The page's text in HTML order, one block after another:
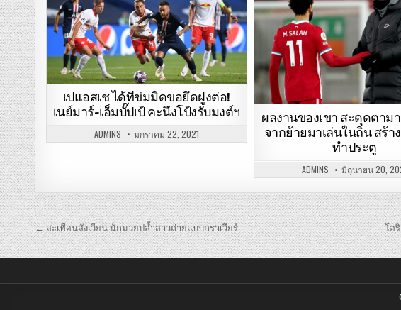
เปแอสเช ได้ทีข่มมิดขอยึดฝูงต่อ!
เนย์มาร์-เอ็มบั๊ปเป้ คะนึงโป้งรับมงต์ฯ
ADMINS มกราคม 22, 2021
ผลงานของเขา สะดุดตาม
จากย้ายมาเล่นในถิ่น สร้า
ทำประตู
ADMINS มิถุนายน 20,
เมนู
นำทาง
← สะเทือนสังเวียน นักมวยปล้ำสาวถ่ายแบบกราเวียร์ โอ